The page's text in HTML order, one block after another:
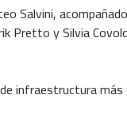
Salvini,
Pretto y Silvia
infraestructura más